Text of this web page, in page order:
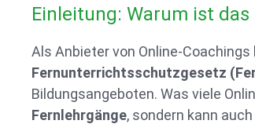
Einleitung: Warum ist
Als Anbieter von Online-
Fernunterrichtsschutzgesetz
Bildungsangeboten. Was viele
Fernlehrgänge, sondern kann